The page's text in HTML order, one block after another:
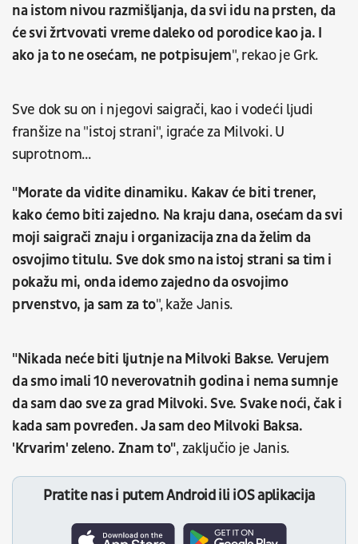
na istom nivou razmišljanja, da svi idu na prsten, da
će svi žrtvovati vreme daleko od porodice kao ja. I
ako ja to ne osećam, ne potpisujem", rekao je Grk.
Sve dok su on i njegovi saigrači, kao i vodeći ljudi
franšize na "istoj strani", igraće za Milvoki. U
suprotnom...
"Morate da vidite dinamiku. Kakav će biti trener,
kako ćemo biti zajedno. Na kraju dana, osećam da svi
moji saigrači znaju i organizacija zna da želim da
osvojimo titulu. Sve dok smo na istoj strani sa tim i
pokažu mi, onda idemo zajedno da osvojimo
prvenstvo, ja sam za to", kaže Janis.
"Nikada neće biti ljutnje na Milvoki Bakse. Verujem
da smo imali 10 neverovatnih godina i nema sumnje
da sam dao sve za grad Milvoki. Sve. Svake noći, čak i
kada sam povređen. Ja sam deo Milvoki Baksa.
'Krvarim' zeleno. Znam to", zaključio je Janis.
Pratite nas i putem Android ili iOS aplikacija